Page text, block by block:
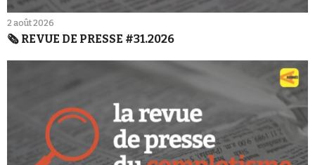
2 août 2026
🗞️ REVUE DE PRESSE #31.2026